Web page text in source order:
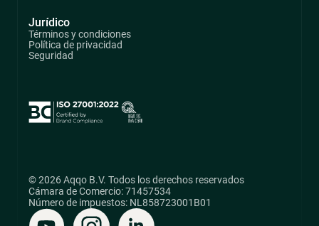
Jurídico
Términos y condiciones
Política de privacidad
Seguridad
© 2026 Aqqo B.V. Todos los derechos reservados
Cámara de Comercio: 71457534
Número de impuestos: NL858723001B01